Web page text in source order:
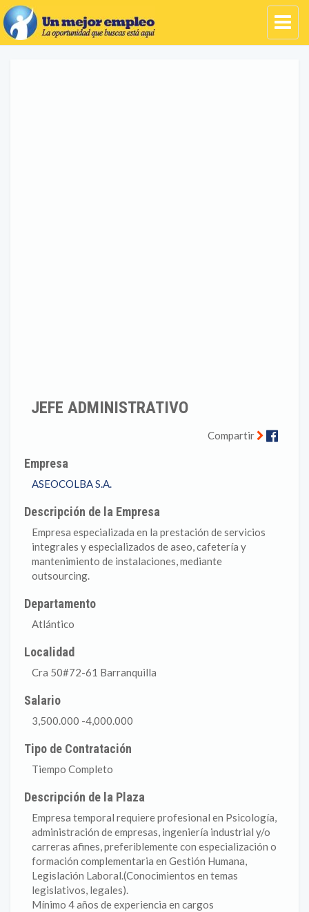
JEFE ADMINISTRATIVO
Compartir
Empresa
ASEOCOLBA S.A.
Descripción de la Empresa
Empresa especializada en la prestación de servicios
integrales y especializados de aseo, cafetería y
mantenimiento de instalaciones, mediante
outsourcing.
Departamento
Atlántico
Localidad
Cra 50#72-61 Barranquilla
Salario
3,500.000 -4,000.000
Tipo de Contratación
Tiempo Completo
Descripción de la Plaza
Empresa temporal requiere profesional en Psicología,
administración de empresas, ingeniería industrial y/o
carreras afines, preferiblemente con especialización o
formación complementaria en Gestión Humana,
Legislación Laboral.(Conocimientos en temas
legislativos, legales).
Mínimo 4 años de experiencia en cargos